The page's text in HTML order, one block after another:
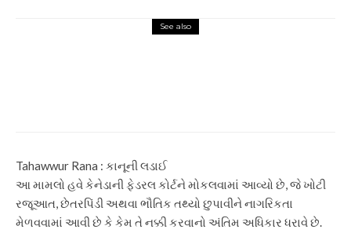
See also
Tahawwur Rana : કાનૂની લડાઈ
આ મામલો હવે કેનેડાની ફેડરલ કોર્ટને મોકલવામાં આવ્યો છે, જે ખોટી
રજૂઆત, છેતરપિંડી અથવા ભૌતિક તથ્યો છુપાવીને નાગરિકતા
મેળવવામાં આવી છે કે કેમ તે નક્કી કરવાનો અંતિમ અધિકાર ધરાવે છે.